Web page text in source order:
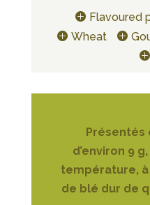
Flavoured
Wheat
Présentés
d’environ 9
température,
de blé dur de